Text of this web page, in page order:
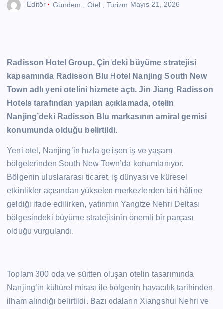
Editör Gündem Otel Turizm Mayıs 21, 2026
Radisson Hotel Group, Çin’deki büyüme stratejisi
kapsamında Radisson Blu Hotel Nanjing South New
Town adlı yeni otelini hizmete açtı. Jin Jiang Radisson
Hotels tarafından yapılan açıklamada, otelin
Nanjing’deki Radisson Blu markasının amiral gemisi
konumunda olduğu belirtildi.
Yeni otel, Nanjing’in hızla gelişen iş ve yaşam
bölgelerinden South New Town’da konumlanıyor.
Bölgenin uluslararası ticaret, iş dünyası ve küresel
etkinlikler açısından yükselen merkezlerden biri hâline
geldiği ifade edilirken, yatırımın Yangtze Nehri Deltası
bölgesindeki büyüme stratejisinin önemli bir parçası
olduğu vurgulandı.
Toplam 300 oda ve süitten oluşan otelin tasarımında
Nanjing’in kültürel mirası ile bölgenin havacılık tarihinden
ilham alındığı belirtildi. Bazı odaların Xiangshui Nehri ve